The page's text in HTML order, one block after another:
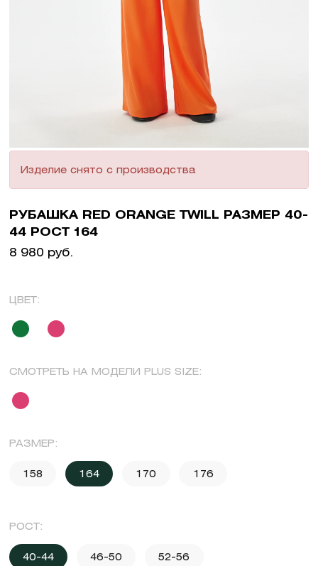
Изделие снято с производства
РУБАШКА RED ORANGE TWILL РАЗМЕР 40-
44 РОСТ 164
8 980 руб.
ЦВЕТ:
СМОТРЕТЬ НА МОДЕЛИ PLUS SIZE:
РАЗМЕР:
158 164 170 176
РОСТ:
40-44 46-50 52-56